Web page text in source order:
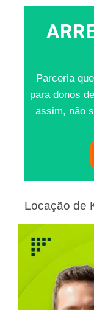
Parceria
para donos
assim, não
Locação de